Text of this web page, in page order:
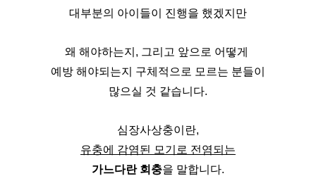
대부분의 아이들이 진행을 했겠지만
왜 해야하는지, 그리고 앞으로 어떻게
예방 해야되는지 구체적으로 모르는 분들이
많으실 것 같습니다.
심장사상충이란,
유충에 감염된 모기로 전염되는
가느다란 회충을 말합니다.